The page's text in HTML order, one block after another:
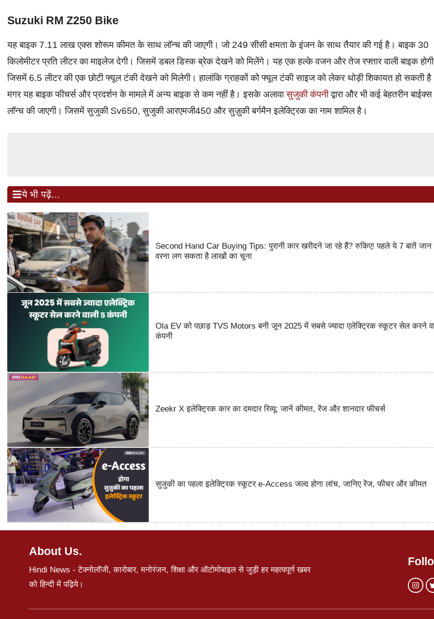
Suzuki RM Z250 Bike
यह बाइक 7.11 लाख एक्स शोरूम कीमत के साथ लॉन्च की जाएगी। जो 249 सीसी क्षमता के इंजन के साथ तैयार की गई है। बाइक 30
किलोमीटर प्रति लीटर का माइलेज देगी। जिसमें डबल डिस्क ब्रेक देखने को मिलेंगे। यह एक हल्के वजन और तेज रफ्तार वाली बाइक
जिसमें 6.5 लीटर की एक छोटी फ्यूल टंकी देखने को मिलेगी। हालांकि ग्राहकों को फ्यूल टंकी साइज को लेकर थोड़ी शिकायत हो सकती
मगर यह बाइक फीचर्स और प्रदर्शन के मामले में अन्य बाइक से कम नहीं है। इसके अलावासुजुकी कंपनीद्वारा और भी कई बेहतरीन बाईक्स
लॉन्च की जाएगी। जिसमें सुजुकी Sv650, सुजुकी आरएमजी450 और सुज़ुकी बर्गमैन इलेक्ट्रिक का नाम शामिल है।
ये भी पढ़ें...
Second Hand Car Buying Tips: पुरानी कार खरीदने जा रहे हैं? रुकिए! पहले ये 7 बातें
वरना लग सकता है लाखों का चूना
Ola EV को पछाड़ TVS Motors बनी जून 2025 में सबसे ज्यादा एलेक्ट्रिक स्कूटर सेल करने
कंपनी
Zeekr X इलेक्ट्रिक कार का दमदार रिव्यू: जानें कीमत, रेंज और शानदार फीचर्स
सुजुकी का पहला इलेक्ट्रिक स्कूटर e-Access जल्द होगा लांच, जानिए रेंज, फीचर और कीमत
About Us.
Hindi News - टेक्नोलॉजी, कारोबार, मनोरंजन, शिक्षा और ऑटोमोबाइल से जुड़ी हर महत्वपूर्ण खबर
को हिन्दी में पढ़िये।